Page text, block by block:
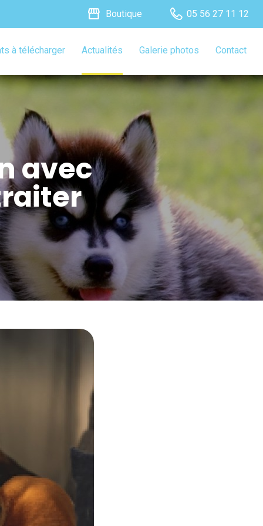
storefront Boutique 05 56 27 11 12
à télécharger Actualités Galerie photos Contact
avec